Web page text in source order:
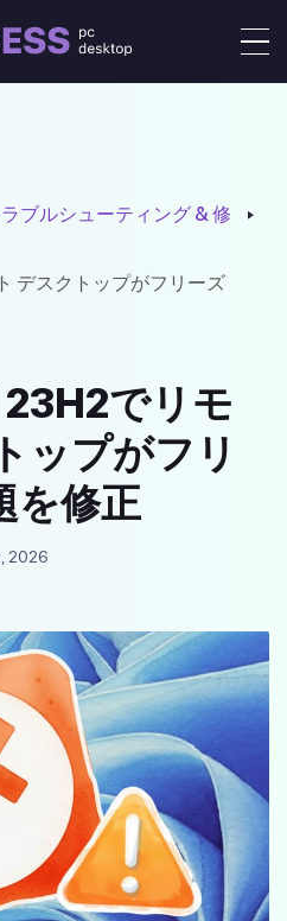
ブルシューティング & 修
デスクトップがフリーズ
でリモ
ップがフリ
を修正
2026